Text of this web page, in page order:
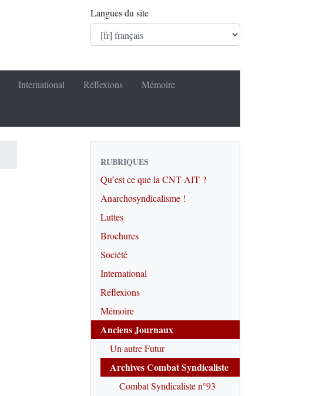
Langues du site
International Réflexions Mémoire
RUBRIQUES
Qu’est ce que la CNT-AIT ?
Anarchosyndicalisme !
Luttes
Brochures
Société
International
Réflexions
Mémoire
Anciens Journaux
Un autre Futur
Archives Combat Syndicaliste
Combat Syndicaliste n°93